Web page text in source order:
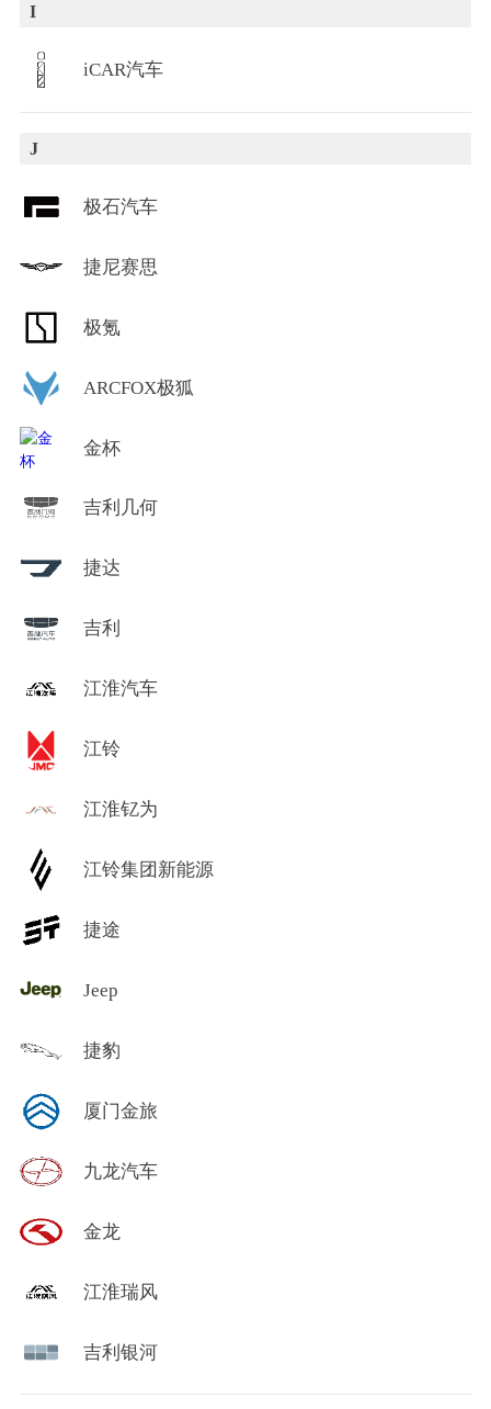
I
iCAR汽车
J
极石汽车
捷尼赛思
极氪
ARCFOX极狐
金杯
吉利几何
捷达
吉利
江淮汽车
江铃
江淮钇为
江铃集团新能源
捷途
Jeep
捷豹
厦门金旅
九龙汽车
金龙
江淮瑞风
吉利银河